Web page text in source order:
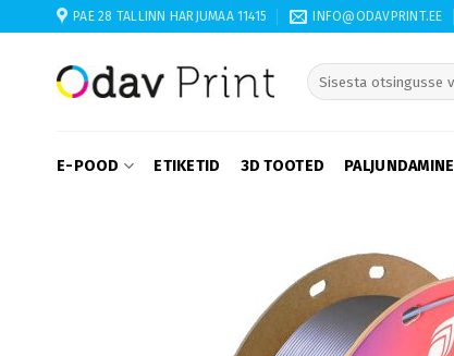
to
content
PAE 28 TALLINN HARJUMAA 11415 INFO@ODAVPRINT.EE
E-POOD ETIKETID 3D TOOTED PALJUNDAMINE